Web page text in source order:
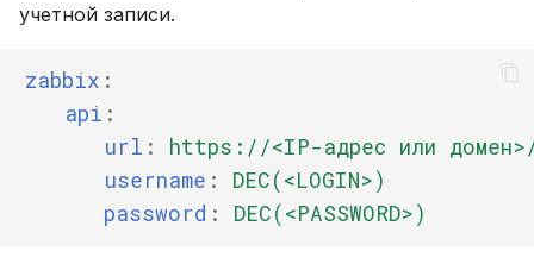
учетной записи.
zabbix :
api :
url :
https://<IP-адрес или
username :
DEC(<LOGIN>)
password : DEC(<PASSWORD>)